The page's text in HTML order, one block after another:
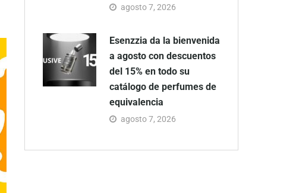
agosto 7, 2026
Esenzzia da la bienvenida
a agosto con descuentos
del 15% en todo su
catálogo de perfumes de
equivalencia
agosto 7, 2026